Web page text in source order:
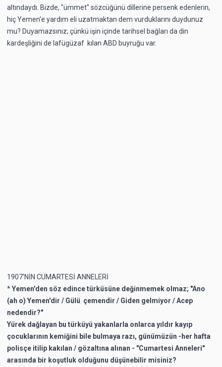
altındaydı. Bizde, "ümmet" sözcüğünü dillerine persenk edenlerin,
hiç Yemen'e yardım eli uzatmaktan dem vurduklarını duydunuz
mu? Duyamazsınız; çünkü işin içinde tarihsel bağları da din
kardeşliğini de lafügüzaf kılan ABD buyruğu var.
1907'NİN CUMARTESİ ANNELERİ
*Yemen'den söz edince türküsüne değinmemek olmaz; "Ano
(ah o) Yemen'dir / Gülü çemendir / Giden gelmiyor / Acep
nedendir?"
Yürek dağlayan bu türküyü yakanlarla onlarca yıldır kayıp
çocuklarının kemiğini bile bulmaya razı, günümüzün -her hafta
polisçe itilip kakılan / gözaltına alınan - "Cumartesi Anneleri"
arasında bir koşutluk olduğunu düşünebilir misiniz?